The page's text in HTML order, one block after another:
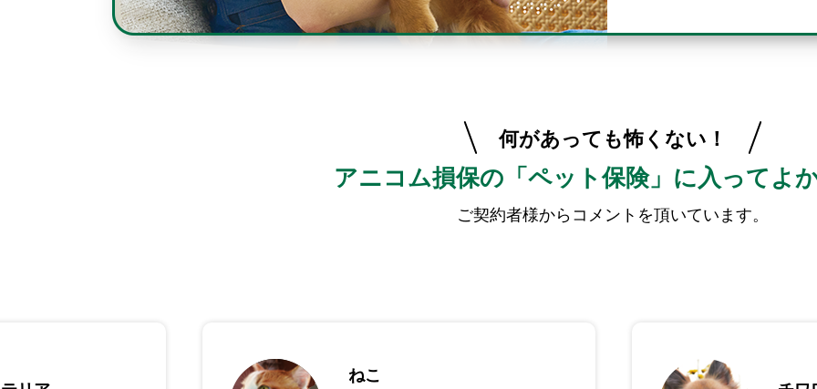
何があっても怖くない！
アニコム損保の 「ペット保険」に入ってよ
ご契約者様からコメントを頂いています。
ねこ